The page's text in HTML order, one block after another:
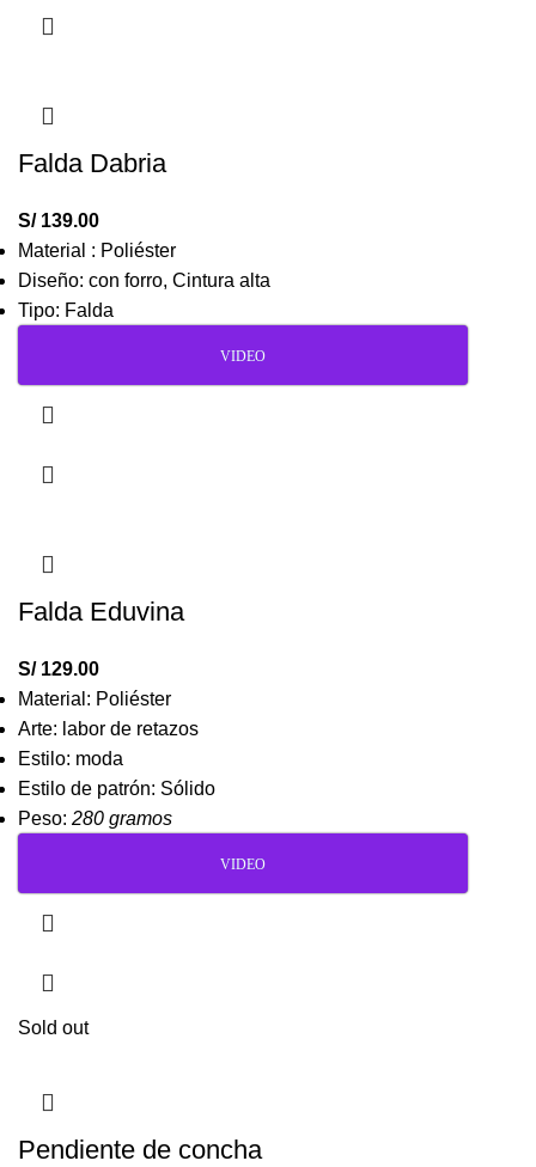
Falda Dabria
S/139.00
Material : Poliéster
Diseño: con forro, Cintura alta
Tipo: Falda
VIDEO
Falda Eduvina
S/129.00
Material: Poliéster
Arte: labor de retazos
Estilo: moda
Estilo de patrón: Sólido
Peso: 280 gramos
VIDEO
Sold out
Pendiente de concha